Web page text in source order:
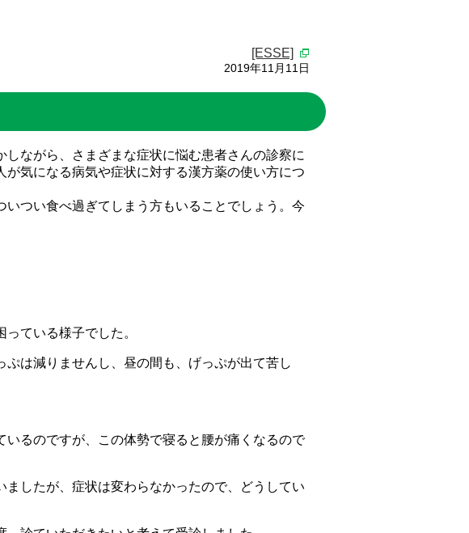
[ESSE]
2019年11月11日
ながら、さまざまな症状に悩む患者さんの診察に
気になる病気や症状に対する漢方薬の使い方につ
つい食べ過ぎてしまう方もいることでしょう。今
ている様子でした。
は減りませんし、昼の間も、げっぷが出て苦し
るのですが、この体勢で寝ると腰が痛くなるので
したが、症状は変わらなかったので、どうしてい